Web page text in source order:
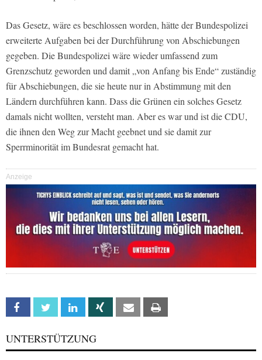
Das Gesetz, wäre es beschlossen worden, hätte der Bundespolizei
erweiterte Aufgaben bei der Durchführung von Abschiebungen
gegeben. Die Bundespolizei wäre wieder umfassend zum
Grenzschutz geworden und damit „von Anfang bis Ende“ zuständig
für Abschiebungen, die sie heute nur in Abstimmung mit den
Ländern durchführen kann. Dass die Grünen ein solches Gesetz
damals nicht wollten, versteht man. Aber es war und ist die CDU,
die ihnen den Weg zur Macht geebnet und sie damit zur
Sperrminorität im Bundesrat gemacht hat.
Anzeige
Facebook Twitter Linkedin Xing Email
UNTERSTÜTZUNG